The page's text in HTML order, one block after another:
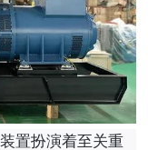
置扮演着至关重